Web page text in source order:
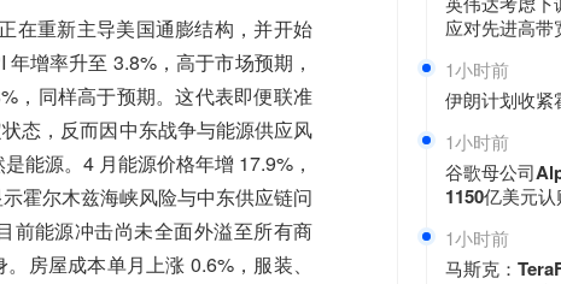
在重新主导美国通膨结构，并开始
增率升至 3.8%，高于市场预期，
，同样高于预期。这代表即便联准
态，反而因中东战争与能源供应风
能源。4 月能源价格年增 17.9%，
霍尔木兹海峡风险与中东供应链问
前能源冲击尚未全面外溢至所有商
房屋成本单月上涨 0.6%，服装、
应对先进高带
1小时前
伊朗计划收紧
1小时前
谷歌母公司
1150亿美元
1小时前
马斯克：